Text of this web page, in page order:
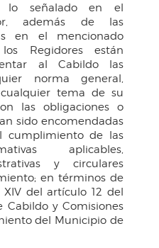
señalado en el
además de las
en el mencionado
Regidores están
al Cabildo las
norma general,
tema de su
las obligaciones o
sido encomendadas
cumplimiento de las
aplicables,
y circulares
en términos de
XIV del artículo 12 del
Cabildo y Comisiones
del Municipio de